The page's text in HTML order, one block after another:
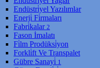
Endüstri̇yel Yazılımlar
Enerji̇ Fi̇rmaları
Fabri̇kalar 2
Fason İmalatı
Fi̇lm Prodüksi̇yon
Forkli̇ft Ve Transpalet
Gübre Sanayi̇ 1